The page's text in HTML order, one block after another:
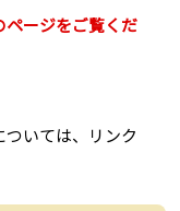
ージをご覧くだ
いては、リンク